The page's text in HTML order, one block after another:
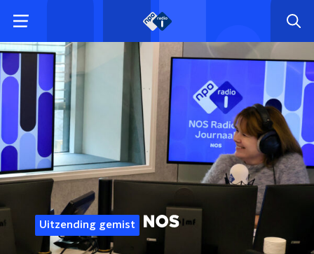
Uitzending gemist